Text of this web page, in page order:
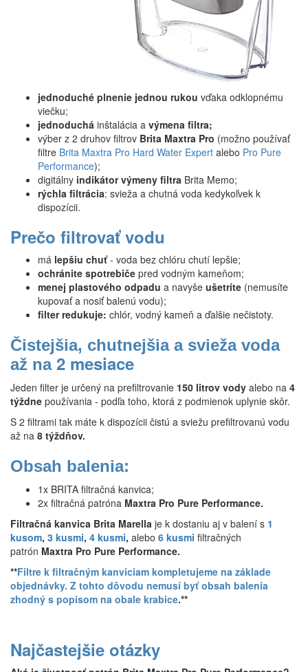
jednoduché plnenie jednou rukou vďaka odklopnému
viečku;
jednoduchá inštalácia a výmena filtra;
výber z 2 druhov filtrov Brita Maxtra Pro (možno používať
filtre Brita Maxtra Pro Hard Water Expert alebo Pro Pure
Performance);
digitálny indikátor výmeny filtra Brita Memo;
rýchla filtrácia: svieža a chutná voda kedykoľvek k
dispozícii.
Prečo filtrovať vodu
má lepšiu chuť- voda bez chlóru chutí lepšie;
ochránite spotrebiče pred vodným kameňom;
menej plastového odpadu a navyše ušetríte (nemusíte
kupovať a nosiť balenú vodu);
filter redukuje: chlór, vodný kameň a ďalšie nečistoty.
Čistejšia, chutnejšia a svieža voda
až na 2 mesiace
Jeden filter je určený na prefiltrovanie 150 litrov vody alebo na 4
týždne používania - podľa toho, ktorá z podmienok uplynie skôr.
S 2 filtrami tak máte k dispozícii čistú a sviežu prefiltrovanú vodu
až na 8 týždňov.
Obsah balenia:
1x BRITA filtračná kanvica;
2x filtračná patróna Maxtra Pro Pure Performance.
Filtračná kanvica Brita Marella je k dostaniu aj v balení s 1
kusom, 3 kusmi, 4 kusmi, alebo 6 kusmi filtračných
patrón Maxtra Pro Pure Performance.
**Filtre k filtračným kanviciam kompletujeme na základe
objednávky. Z tohto dôvodu nemusí byť obsah balenia
zhodný s popisom na obale krabice.**
Najčastejšie otázky